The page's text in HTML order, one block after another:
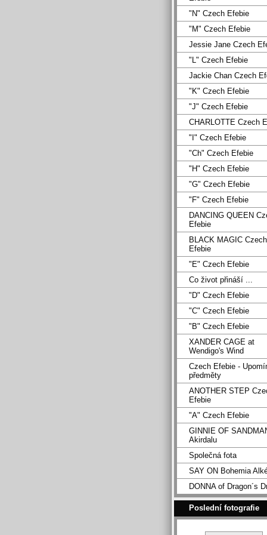
"N" Czech Efebie
"M" Czech Efebie
Jessie Jane Czech
"L" Czech Efebie
Jackie Chan Czech
"K" Czech Efebie
"J" Czech Efebie
CHARLOTTE Czech
"I" Czech Efebie
"Ch" Czech Efebie
"H" Czech Efebie
"G" Czech Efebie
"F" Czech Efebie
DANCING QUEEN
Efebie
BLACK MAGIC Czech
Efebie
"E" Czech Efebie
Co život přináší ...
"D" Czech Efebie
"C" Czech Efebie
"B" Czech Efebie
XANDER CAGE at
Wendigo's Wind
Czech Efebie -
předměty
ANOTHER STEP
Efebie
"A" Czech Efebie
GINNIE OF
Akirdalu
Společná fota
SAY ON Bohemia
DONNA of Dragon´s
Poslední fotografie